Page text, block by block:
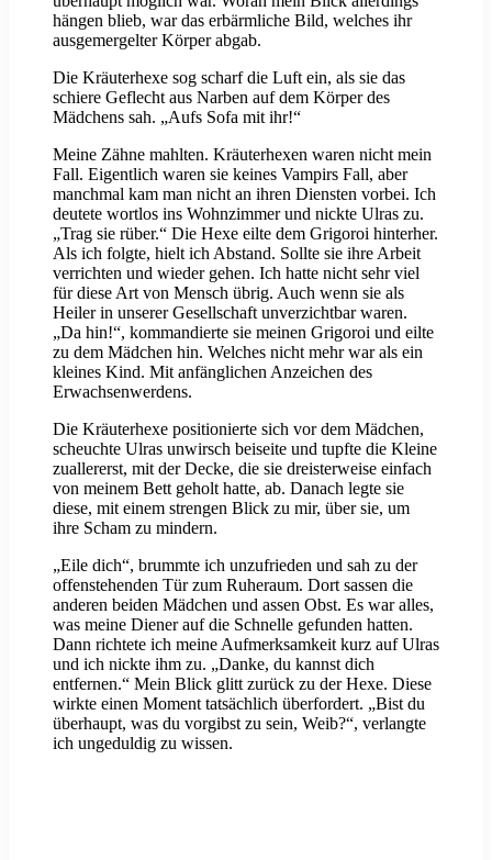
hängen blieb, war das erbärmliche Bild, welches ihr
ausgemergelter Körper abgab.
Die Kräuterhexe sog scharf die Luft ein, als sie das
schiere Geflecht aus Narben auf dem Körper des
Mädchens sah. „Aufs Sofa mit ihr!“
Meine Zähne mahlten. Kräuterhexen waren nicht mein
Fall. Eigentlich waren sie keines Vampirs Fall, aber
manchmal kam man nicht an ihren Diensten vorbei. Ich
deutete wortlos ins Wohnzimmer und nickte Ulras zu.
„Trag sie rüber.“ Die Hexe eilte dem Grigoroi hinterher.
Als ich folgte, hielt ich Abstand. Sollte sie ihre Arbeit
verrichten und wieder gehen. Ich hatte nicht sehr viel
für diese Art von Mensch übrig. Auch wenn sie als
Heiler in unserer Gesellschaft unverzichtbar waren.
„Da hin!“, kommandierte sie meinen Grigoroi und eilte
zu dem Mädchen hin. Welches nicht mehr war als ein
kleines Kind. Mit anfänglichen Anzeichen des
Erwachsenwerdens.
Die Kräuterhexe positionierte sich vor dem Mädchen,
scheuchte Ulras unwirsch beiseite und tupfte die Kleine
zuallererst, mit der Decke, die sie dreisterweise einfach
von meinem Bett geholt hatte, ab. Danach legte sie
diese, mit einem strengen Blick zu mir, über sie, um
ihre Scham zu mindern.
„Eile dich“, brummte ich unzufrieden und sah zu der
offenstehenden Tür zum Ruheraum. Dort sassen die
anderen beiden Mädchen und assen Obst. Es war alles,
was meine Diener auf die Schnelle gefunden hatten.
Dann richtete ich meine Aufmerksamkeit kurz auf Ulras
und ich nickte ihm zu. „Danke, du kannst dich
entfernen.“ Mein Blick glitt zurück zu der Hexe. Diese
wirkte einen Moment tatsächlich überfordert. „Bist du
überhaupt, was du vorgibst zu sein, Weib?“, verlangte
ich ungeduldig zu wissen.